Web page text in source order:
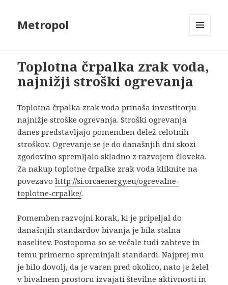
Metropol
Toplotna črpalka zrak voda,
najnižji stroški ogrevanja
Toplotna črpalka zrak voda prinaša investitorju
najnižje stroške ogrevanja. Stroški ogrevanja
danes predstavljajo pomemben delež celotnih
stroškov. Ogrevanje se je do današnjih dni skozi
zgodovino spremljalo skladno z razvojem človeka.
Za nakup toplotne črpalke zrak voda kliknite na
povezavohttp://si.orcaenergy.eu/ogrevalne-
toplotne-crpalke/.
Pomemben razvojni korak, ki je pripeljal do
današnjih standardov bivanja je bila stalna
naselitev. Postopoma so se večale tudi zahteve in
temu primerno spreminjali standardi. Najprej mu
je bilo dovolj, da je varen pred okolico, nato je želel
v bivalnem prostoru izvajati številne aktivnosti in